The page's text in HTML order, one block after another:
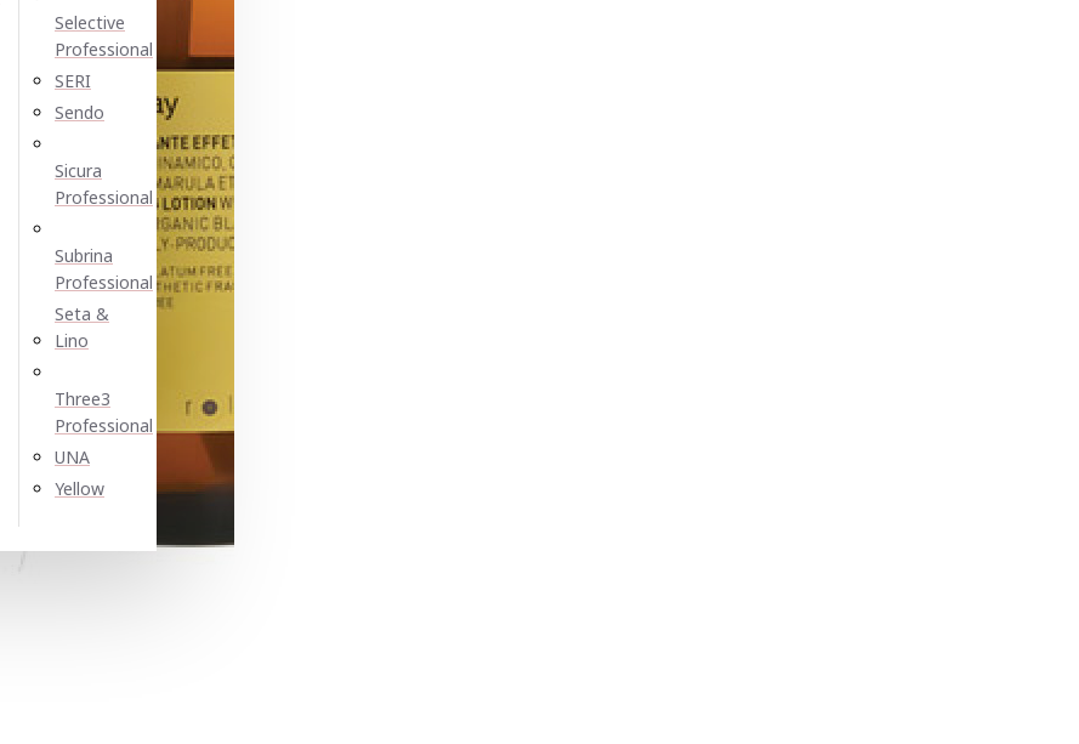
Selective
Professional
SERI
Sendo
Sicura
Professional
Subrina
Professional
Seta &
Lino
Three3
Professional
UNA
Yellow